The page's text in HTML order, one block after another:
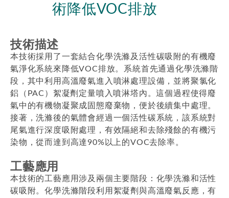
術降低VOC排放
技術描述
本技術採用了一套結合化學洗滌及活性碳吸附的有機廢
氣淨化系統來降低VOC排放。系統首先通過化學洗滌階
段，其中利用高溫廢氣進入噴淋處理設備，並將聚氯化
鋁（PAC）絮凝劑定量噴入噴淋塔內。這個過程使得廢
氣中的有機物凝聚成固態廢棄物，便於後續集中處理。
接著，洗滌後的氣體會經過一個活性碳系統，該系統對
尾氣進行深度吸附處理，有效隔絕和去除殘餘的有機污
染物，從而達到高達90%以上的VOC去除率。
工藝應用
本技術的工藝應用涉及兩個主要階段：化學洗滌和活性
碳吸附。化學洗滌階段利用絮凝劑與高溫廢氣反應，有